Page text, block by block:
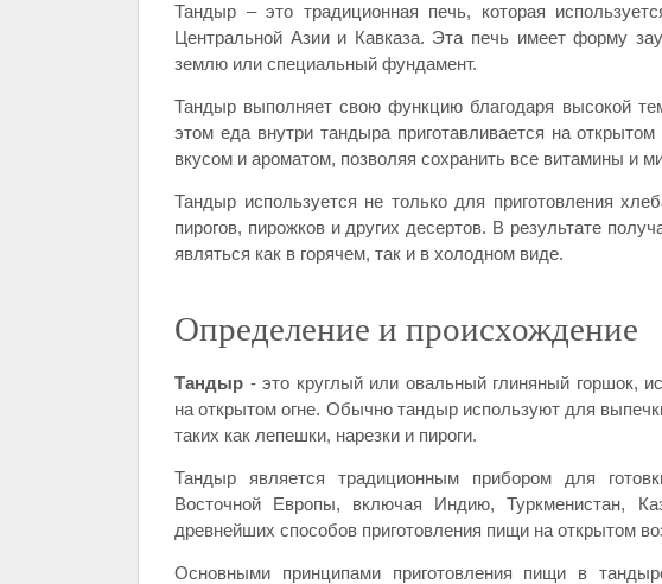
Тандыр – это традиционная печь, которая
Центральной Азии и Кавказа. Эта печь имеет форму
землю или специальный фундамент.
Тандыр выполняет свою функцию благодаря высокой
этом еда внутри тандыра приготавливается на
вкусом и ароматом, позволяя сохранить все витамины и
Тандыр используется не только для приготовления
пирогов, пирожков и других десертов. В результате
являться как в горячем, так и в холодном виде.
Определение и происхождение
Тандыр - это круглый или овальный глиняный горшок,
на открытом огне. Обычно тандыр используют для
таких как лепешки, нарезки и пироги.
Тандыр является традиционным прибором для
Восточной Европы, включая Индию, Туркменистан,
древнейших способов приготовления пищи на открытом
Основными принципами приготовления пищи в